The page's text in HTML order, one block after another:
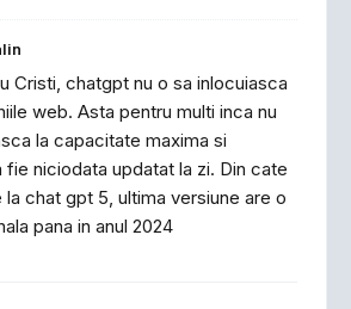
Cristi, chatgpt nu o sa inlocuiasca
web. Asta pentru multi inca nu
la capacitate maxima si
niciodata updatat la zi. Din cate
chat gpt 5, ultima versiune are o
pana in anul 2024